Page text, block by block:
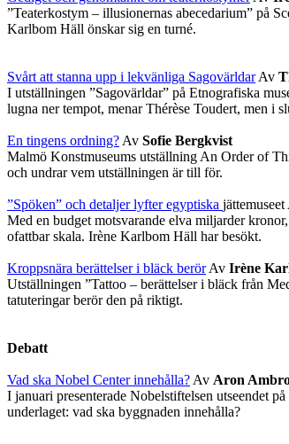
”Teaterkostym – illusionernas abecedarium” på
Karlbom Häll önskar sig en turné.
Svårt att stanna upp i lekvänliga SagovärldarAv
I utställningen ”Sagovärldar” på Etnografiska
lugna ner tempot, menar Thérèse Toudert, men i
En tingens ordning? Av Sofie Bergkvist
Malmö Konstmuseums utställning An Order of
och undrar vem utställningen är till för.
”Spöken” och detaljer lyfter egyptiska jättemuseet
Med en budget motsvarande elva miljarder
ofattbar skala. Irène Karlbom Häll har besökt.
Kroppsnära berättelser i bläck berörAv Irène
Utställningen ”Tattoo – berättelser i bläck från
tatuteringar berör den på riktigt.
Debatt
Vad ska Nobel Center innehålla? Av Aron
I januari presenterade Nobelstiftelsen utseendet
underlaget: vad ska byggnaden innehålla?